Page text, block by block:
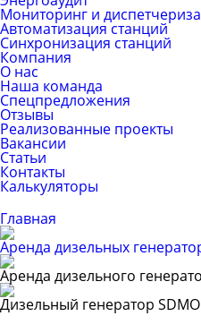
Мониторинг и
Автоматизация станций
Синхронизация станций
Компания
О нас
Наша команда
Спецпредложения
Отзывы
Реализованные проекты
Вакансии
Статьи
Контакты
Калькуляторы
Главная
Аренда дизельных
Аренда дизельного
Дизельный генератор